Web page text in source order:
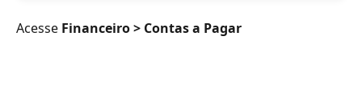
Acesse Financeiro > Contas a Pagar